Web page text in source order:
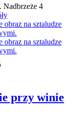
Nadbrzeże 4
przy winie